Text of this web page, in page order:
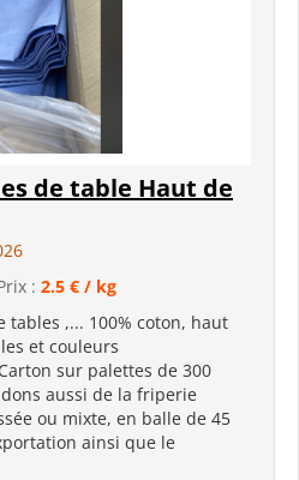
de table Haut de
: 2.5 € / kg
tables ,... 100% coton, haut
et couleurs
sur palettes de 300
aussi de la friperie
ou mixte, en balle de 45
ainsi que le